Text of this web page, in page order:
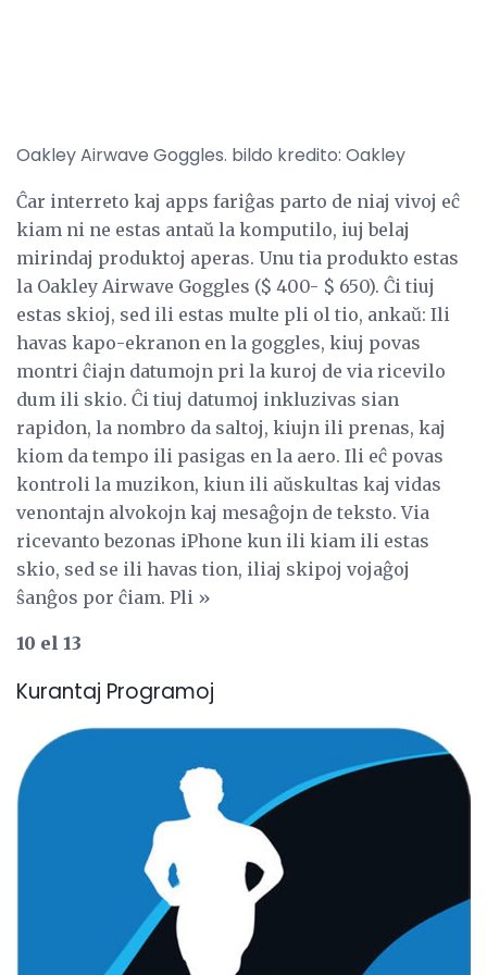
Oakley Airwave Goggles. bildo kredito: Oakley
Ĉar interreto kaj apps fariĝas parto de niaj vivoj eĉ
kiam ni ne estas antaŭ la komputilo, iuj belaj
mirindaj produktoj aperas. Unu tia produkto estas
la Oakley Airwave Goggles ($ 400- $ 650). Ĉi tiuj
estas skioj, sed ili estas multe pli ol tio, ankaŭ: Ili
havas kapo-ekranon en la goggles, kiuj povas
montri ĉiajn datumojn pri la kuroj de via ricevilo
dum ili skio. Ĉi tiuj datumoj inkluzivas sian
rapidon, la nombro da saltoj, kiujn ili prenas, kaj
kiom da tempo ili pasigas en la aero. Ili eĉ povas
kontroli la muzikon, kiun ili aŭskultas kaj vidas
venontajn alvokojn kaj mesaĝojn de teksto. Via
ricevanto bezonas iPhone kun ili kiam ili estas
skio, sed se ili havas tion, iliaj skipoj vojaĝoj
ŝanĝos por ĉiam. Pli »
10 el 13
Kurantaj Programoj